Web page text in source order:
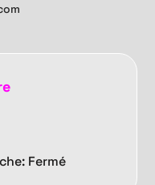
Fermé